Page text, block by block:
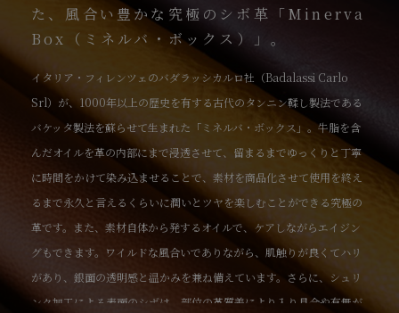
た、風合い豊かな究極のシボ革「Minerva
Box（ミネルバ・ボックス）」。
イタリア・フィレンツェのバダラッシカルロ社（Badalassi Carlo
Srl）が、1000年以上の歴史を有する古代のタンニン鞣し製法である
バケッタ製法を蘇らせて生まれた「ミネルバ・ボックス」。牛脂を含
んだオイルを革の内部にまで浸透させて、留まるまでゆっくりと丁寧
に時間をかけて染み込ませることで、素材を商品化させて使用を終え
るまで永久と言えるくらいに潤いとツヤを楽しむことができる究極の
革です。また、素材自体から発するオイルで、ケアしながらエイジン
グもできます。ワイルドな風合いでありながら、肌触りが良くてハリ
があり、銀面の透明感と温かみを兼ね備えています。さらに、シュリ
ンク加工による表面のシボは、部位の革質差により入り具合や有無が